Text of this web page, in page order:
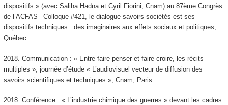
dispositifs » (avec Saliha Hadna et Cyril Fiorini, Cnam) au 87ème Congrès
de l’ACFAS –Colloque #421, le dialogue savoirs-sociétés est ses
dispositifs techniques : des imaginaires aux effets sociaux et politiques,
Québec.
2018. Communication : « Entre faire penser et faire croire, les récits
multiples », journée d’étude « L’audiovisuel vecteur de diffusion des
savoirs scientifiques et techniques », Cnam, Paris.
2018. Conférence : « L’industrie chimique des guerres » devant les cadres